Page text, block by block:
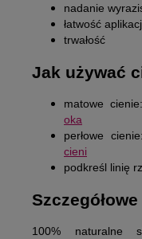
nadanie
łatwość
trwałość
Jak używać
matowe
oka
perłowe
cieni
podkreśl linię
100% naturalne